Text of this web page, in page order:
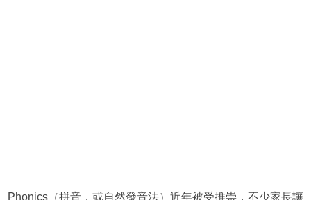
Phonics（拼音，或自然發音法）近年被受推崇，不少家長讓